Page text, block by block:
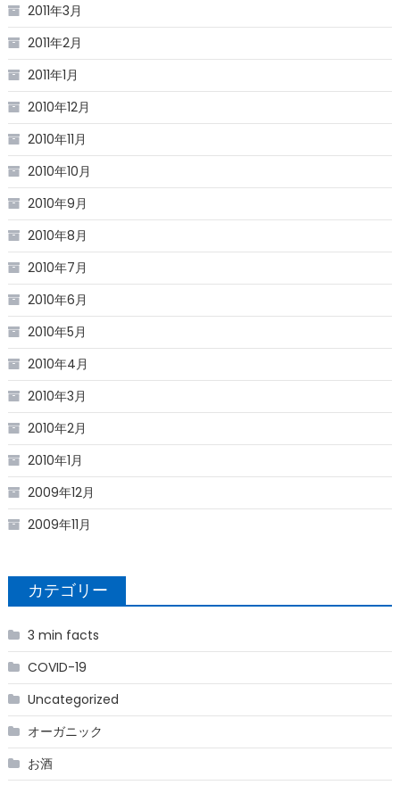
2011年3月
2011年2月
2011年1月
2010年12月
2010年11月
2010年10月
2010年9月
2010年8月
2010年7月
2010年6月
2010年5月
2010年4月
2010年3月
2010年2月
2010年1月
2009年12月
2009年11月
カテゴリー
3 min facts
COVID-19
Uncategorized
オーガニック
お酒